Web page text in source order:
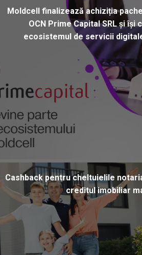
Moldcell finalizează achiziția
OCN Prime Capital SRL și își
ecosistemul de servicii
Cashback pentru cheltuielile
creditul imobiliar